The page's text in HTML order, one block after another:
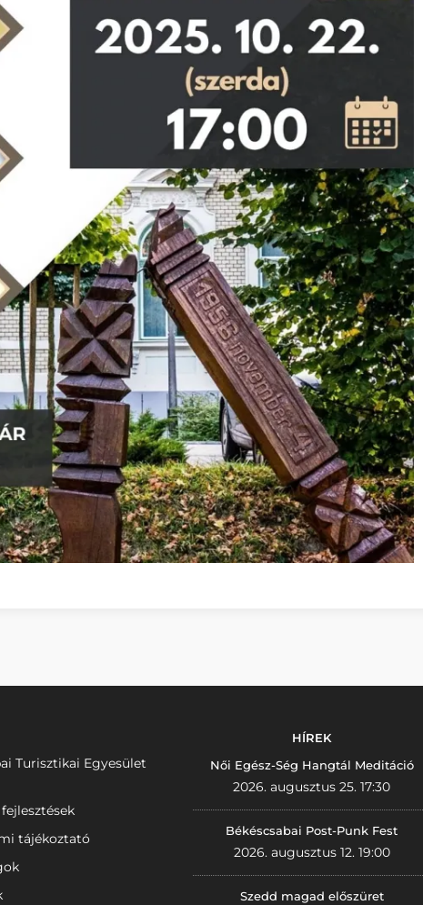
Turisztikai Egyesület
tájékoztató
HÍREK
Női Egész-Ség Hangtál Meditáció
2026. augusztus 25. 17:30
Békéscsabai Post-Punk Fest
2026. augusztus 12. 19:00
Szedd magad előszüret